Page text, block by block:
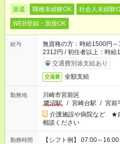
派遣 職種未経験OK 社会人未経験
WEB登録・面接OK
給与
無資格の方：時給1500円
2312円 / 初任者以上：時給
交通費別途支給あり
交通費 全額支給
勤務地
川崎市宮前区
鷺沼駅
/ 宮崎台駅 / 宮前
介護施設や病院など ★
相談ください
勤務時間
【シフト例】 07:00～16:00